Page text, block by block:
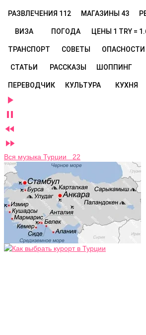
РАЗВЛЕЧЕНИЯ 112 МАГАЗИНЫ 43
ВИЗА ПОГОДА ЦЕНЫ 1 TRY =
ТРАНСПОРТ СОВЕТЫ ОПАСНОСТИ
СТАТЬИ РАССКАЗЫ ШОППИНГ
ПЕРЕВОДЧИК КУЛЬТУРА КУХНЯ




Вся музыка Турции 22